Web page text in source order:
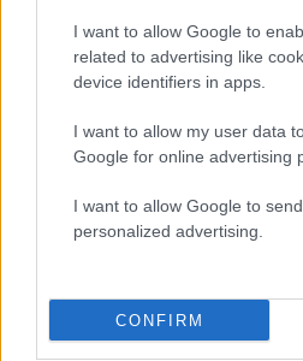
I want to allow Google to
related to advertising like
device identifiers in apps.
I want to allow my user data
Google for online advertising
I want to allow Google to
personalized advertising.
CONFIRM
Κυψέλη: Ο περίεργος
ταξίδι στην Αράχωβα
26χρονος για τον
εντοπίζουν την
Rolex όπου άρπαξε
Ουκρανό τουρίστα
Η φωτιά στη Δυτική
κορυφή του
timelapse βίντεο
έκρυβε τη σορό του
«Είχαμε να τον δούμε